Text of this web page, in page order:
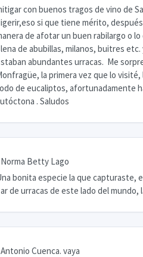
con buenos tragos de vino de
si que tiene mérito,
de afotar un buen rabilargo o
de abubillas, milanos, buitres
abundantes urracas. Me
la primera vez que lo
de eucaliptos, afortunadamente
. Saludos
Norma Betty Lago
bonita especie la que capturaste,
de urracas de este lado del mundo,
Antonio Cuenca. vaya